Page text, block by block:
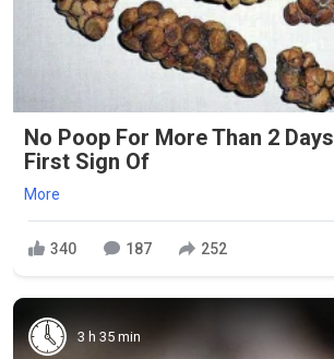
No Poop For More Than 2
First Sign Of
More
340 187 252
3 h 35 min